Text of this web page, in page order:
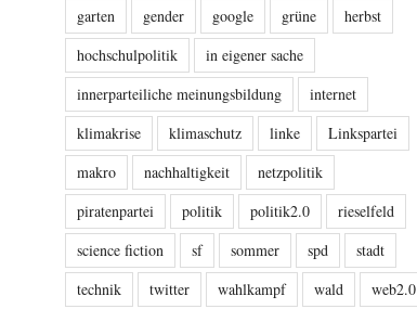
garten
gender google grüne
herbst
hochschulpolitik
in eigener sache
innerparteiliche meinungsbildung
internet
klimakrise
klimaschutz linke
Linkspartei
makro
nachhaltigkeit
netzpolitik
piratenpartei
politik politik2.0
rieselfeld
science fiction
sf sommer spd
stadt
technik
twitter wahlkampf wald
web2.0